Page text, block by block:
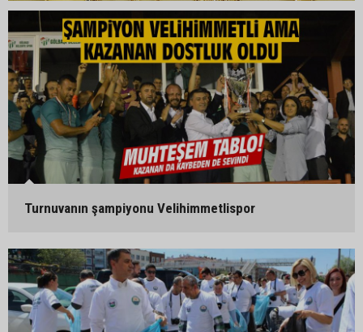
Turnuvanın şampiyonu Velihimmetlispor